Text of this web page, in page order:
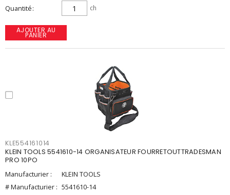
Quantité ch
AJOUTER AU
PANIER
KLE554161014
KLEIN TOOLS 5541610-14 ORGANISATEUR FOURRETOUTTRADESMAN
PRO 10PO
Manufacturier :
KLEIN TOOLS
# Manufacturier : 5541610-14